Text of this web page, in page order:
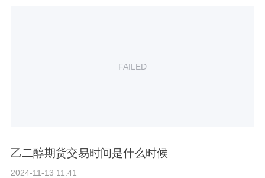
FAILED
乙二醇期货交易时间是什么时候
2024-11-13 11:41